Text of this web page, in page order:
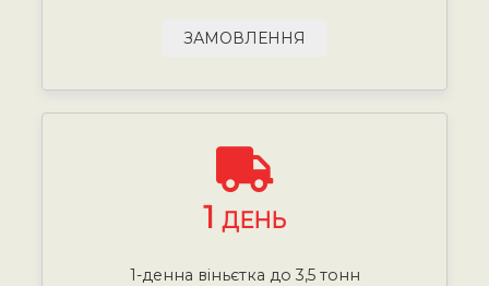
ЗАМОВЛЕННЯ
1 ДЕНЬ
1-денна віньєтка до 3,5 тонн